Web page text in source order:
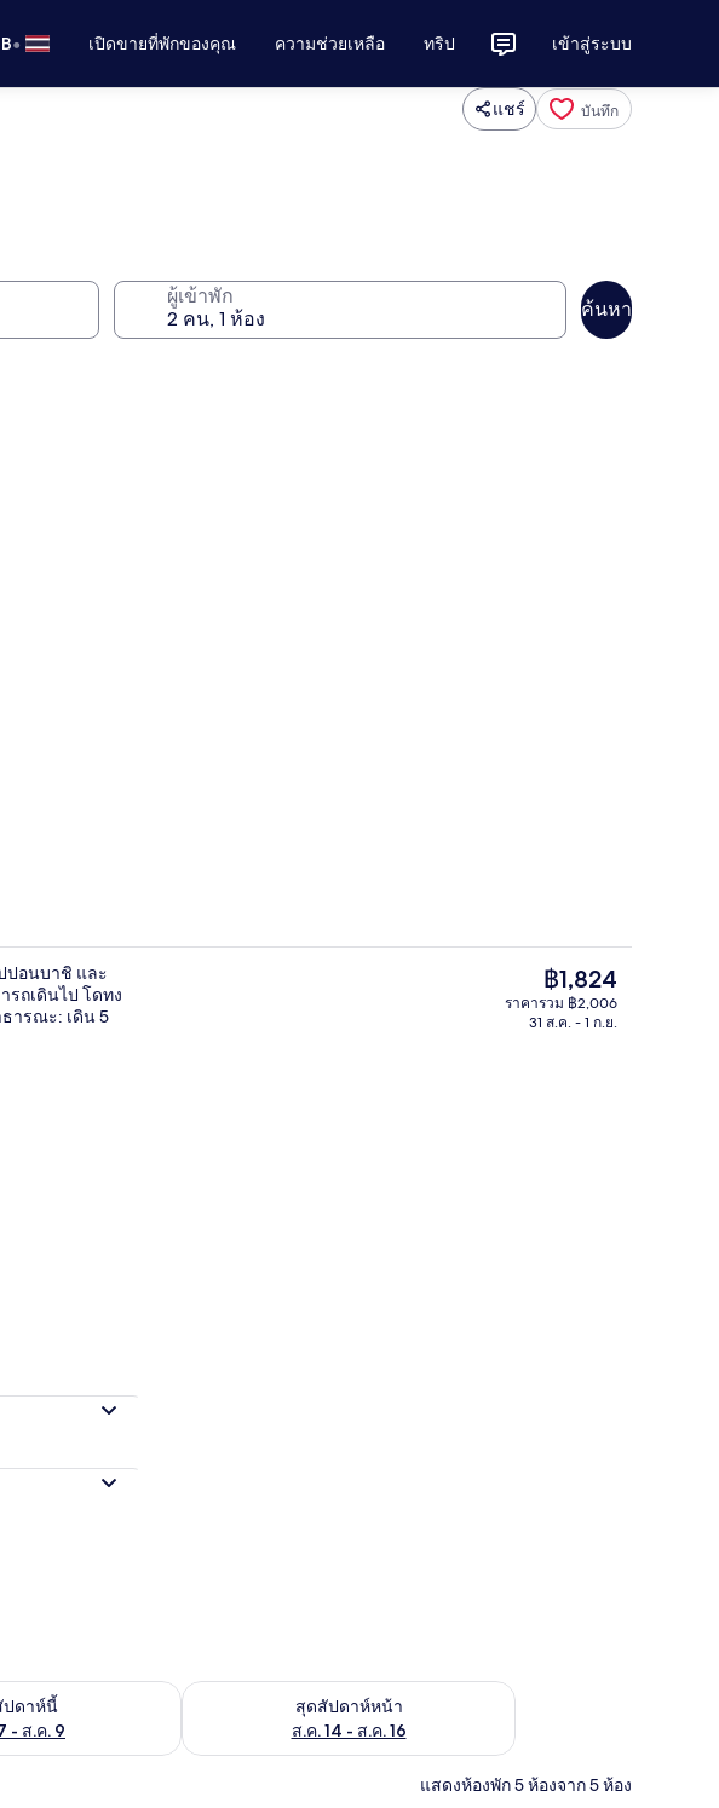
• เปิดขายที่พักของคุณ ความช่วยเหลือ ทริป เข้าสู่ระบบ
แชร์ บันทึก
ผู้เข้าพัก
ค้นหา
ปอนบาชิ และ
ถเดินไป โดทง
ารณะ: เดิน 5
ราคา
ปัจจุบัน
฿1,824
฿1,824
ราคารวม ฿2,006
31 ส.ค. - 1 ก.ย.
ปดาห์นี้
- ส.ค. 9
งพักว่างในสุดสัปดาห์นี้ ส.ค. 7 - ส.ค. 9สุดสัปดาห์หน้า
ส.ค. 14 - ส.ค. 16
ตรวจสอบจำนวนห้องพักว่างในสุดสัปดาห์หน้า ส.ค. 14 - ส.ค. 16
แสดงห้องพัก 5 ห้องจาก 5 ห้อง